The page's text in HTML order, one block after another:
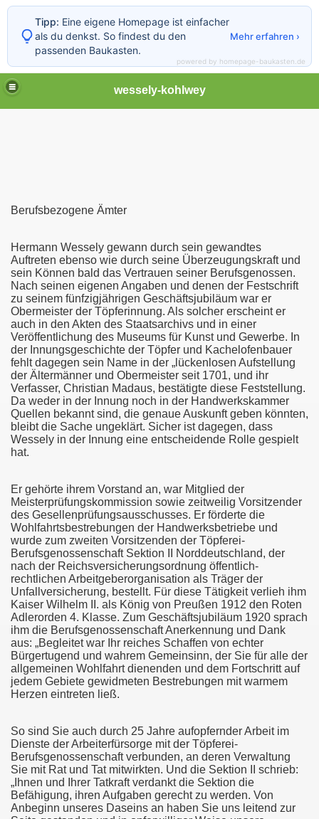
wessely-kohlwey
Berufsbezogene Ämter
Hermann Wessely gewann durch sein gewandtes
Auftreten ebenso wie durch seine Überzeugungskraft und
sein Können bald das Vertrauen seiner Berufsgenossen.
Nach seinen eigenen Angaben und denen der Festschrift
zu seinem fünfzigjährigen Geschäftsjubiläum war er
Obermeister der Töpferinnung. Als solcher erscheint er
auch in den Akten des Staatsarchivs und in einer
Veröffentlichung des Museums für Kunst und Gewerbe. In
der Innungsgeschichte der Töpfer und Kachelofenbauer
fehlt dagegen sein Name in der „lückenlosen Aufstellung
der Ältermänner und Obermeister seit 1701, und ihr
Verfasser, Christian Madaus, bestätigte diese Feststellung.
Da weder in der Innung noch in der Handwerkskammer
Quellen bekannt sind, die genaue Auskunft geben könnten,
bleibt die Sache ungeklärt. Sicher ist dagegen, dass
Wessely in der Innung eine entscheidende Rolle gespielt
hat.
Er gehörte ihrem Vorstand an, war Mitglied der
Meisterprüfungskommission sowie zeitweilig Vorsitzender
des Gesellenprüfungsausschusses. Er förderte die
Wohlfahrtsbestrebungen der Handwerksbetriebe und
wurde zum zweiten Vorsitzenden der Töpferei-
Berufsgenossenschaft Sektion II Norddeutschland, der
nach der Reichsversicherungsordnung öffentlich-
rechtlichen Arbeitgeberorganisation als Träger der
Unfallversicherung, bestellt. Für diese Tätigkeit verlieh ihm
Kaiser Wilhelm II. als König von Preußen 1912 den Roten
Adlerorden 4. Klasse. Zum Geschäftsjubiläum 1920 sprach
ihm die Berufsgenossenschaft Anerkennung und Dank
aus: „Begleitet war Ihr reiches Schaffen von echter
Bürgertugend und wahrem Gemeinsinn, der Sie für alle der
allgemeinen Wohlfahrt dienenden und dem Fortschritt auf
jedem Gebiete gewidmeten Bestrebungen mit warmem
Herzen eintreten ließ.
So sind Sie auch durch 25 Jahre aufopfernder Arbeit im
Dienste der Arbeiterfürsorge mit der Töpferei-
Berufsgenossenschaft verbunden, an deren Verwaltung
Sie mit Rat und Tat mitwirkten. Und die Sektion II schrieb:
„Ihnen und Ihrer Tatkraft verdankt die Sektion die
Befähigung, ihren Aufgaben gerecht zu werden. Von
Anbeginn unseres Daseins an haben Sie uns leitend zur
H. Wessely
Tipp: Eine eigene Homepage ist einfacher
als du denkst. So findest du den
passenden Baukasten.
Mehr erfahren ›
powered by homepage-baukasten.de